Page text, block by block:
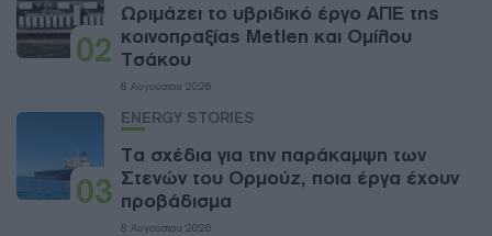
02
Ωριμάζει το υβριδικό έργο ΑΠΕ της
κοινοπραξίας Metlen και Ομίλου
Τσάκου
8 Αυγούστου 2026
03
ENERGY STORIES
Τα σχέδια για την παράκαμψη των
Στενών του Ορμούζ, ποια έργα έχουν
προβάδισμα
8 Αυγούστου 2026